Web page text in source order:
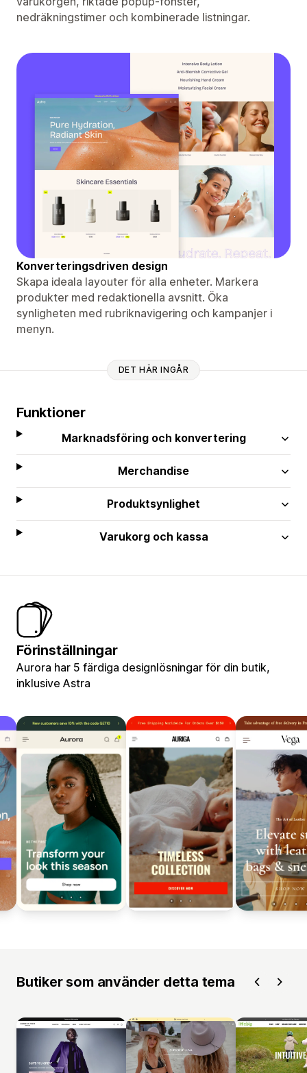
nedräkningstimer och kombinerade listningar.
Konverteringsdriven design
Skapa ideala layouter för alla enheter. Markera
produkter med redaktionella avsnitt. Öka
synligheten med rubriknavigering och kampanjer i
menyn.
DET HÄR INGÅR
Funktioner
Marknadsföring och konvertering
Merchandise
Produktsynlighet
Varukorg och kassa
Förinställningar
Aurora har 5 färdiga designlösningar för din butik,
inklusive Astra
Butiker som använder detta tema